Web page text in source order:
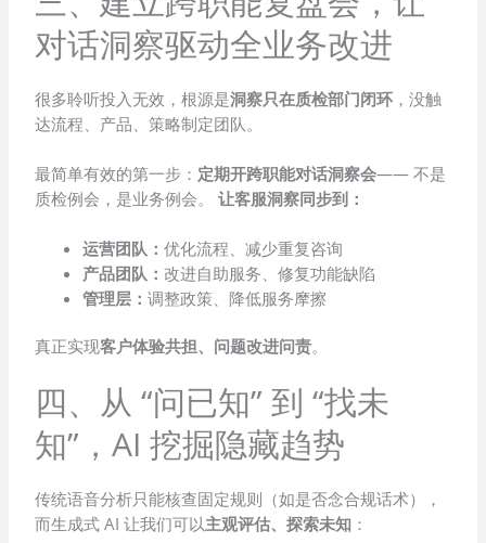
对话洞察驱动全业务改进
很多聆听投入无效，根源是洞察只在质检部门闭环 ，没触
达流程、产品、策略制定团队。
最简单有效的第一步： 定期开跨职能对话洞察会—— 不是
质检例会，是业务例会。让客服洞察同步到：
运营团队：优化流程、减少重复咨询
产品团队：改进自助服务、修复功能缺陷
管理层：调整政策、降低服务摩擦
真正实现客户体验共担、问题改进问责。
四、从 “问已知” 到 “找未
知”，AI 挖掘隐藏趋势
传统语音分析只能核查固定规则（如是否念合规话术），
而生成式 AI 让我们可以主观评估、探索未知 ：